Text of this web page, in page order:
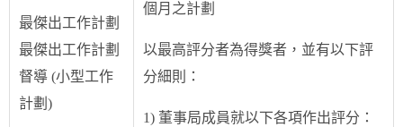
最傑出工作計劃
最傑出工作計劃
督導 (小型工作
計劃)
個月之計劃
以最高評分者為得獎者，並有以下評
分細則：
1) 董事局成員就以下各項作出評分：